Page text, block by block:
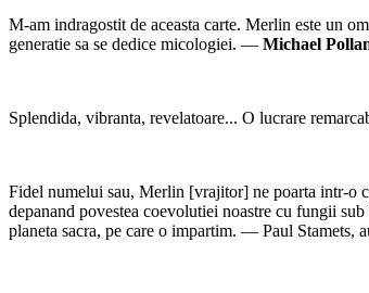
M-am indragostit de aceasta carte. Merlin este un
generatie sa se dedice micologiei. — Michael
Splendida, vibranta, revelatoare... O lucrare
Fidel numelui sau, Merlin [vrajitor] ne poarta intr-o
depanand povestea coevolutiei noastre cu fungii
planeta sacra, pe care o impartim. — Paul